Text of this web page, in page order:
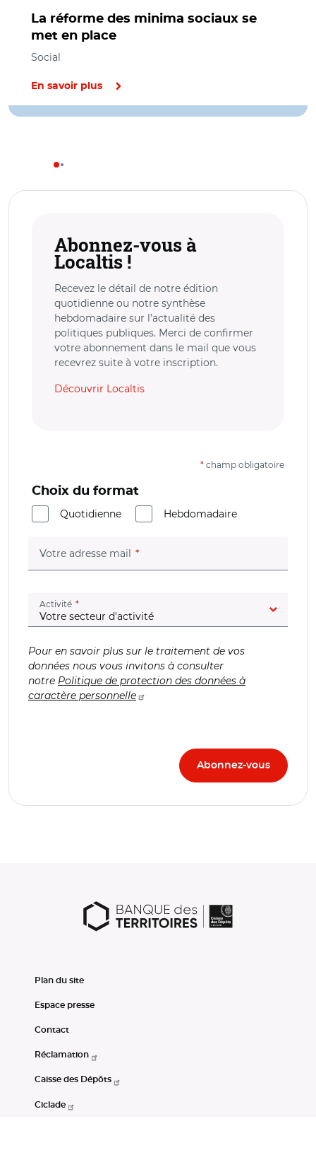
La réforme des minima sociaux se
met en place
Social
En savoir plus
Abonnez-vous à
Localtis !
Recevez le détail de notre édition
quotidienne ou notre synthèse
hebdomadaire sur l’actualité des
politiques publiques. Merci de confirmer
votre abonnement dans le mail que vous
recevrez suite à votre inscription.
Découvrir Localtis
* champ obligatoire
Choix du format
Quotidienne
Hebdomadaire
Votre adresse mail (champ obligatoire)
Activité (champ obligatoire)
Pour en savoir plus sur le traitement de vos
données nous vous invitons à consulter
notre Politique de protection des données à
caractère personnelle
Plan du site
Espace presse
Contact
Réclamation
Caisse des Dépôts
Ciclade